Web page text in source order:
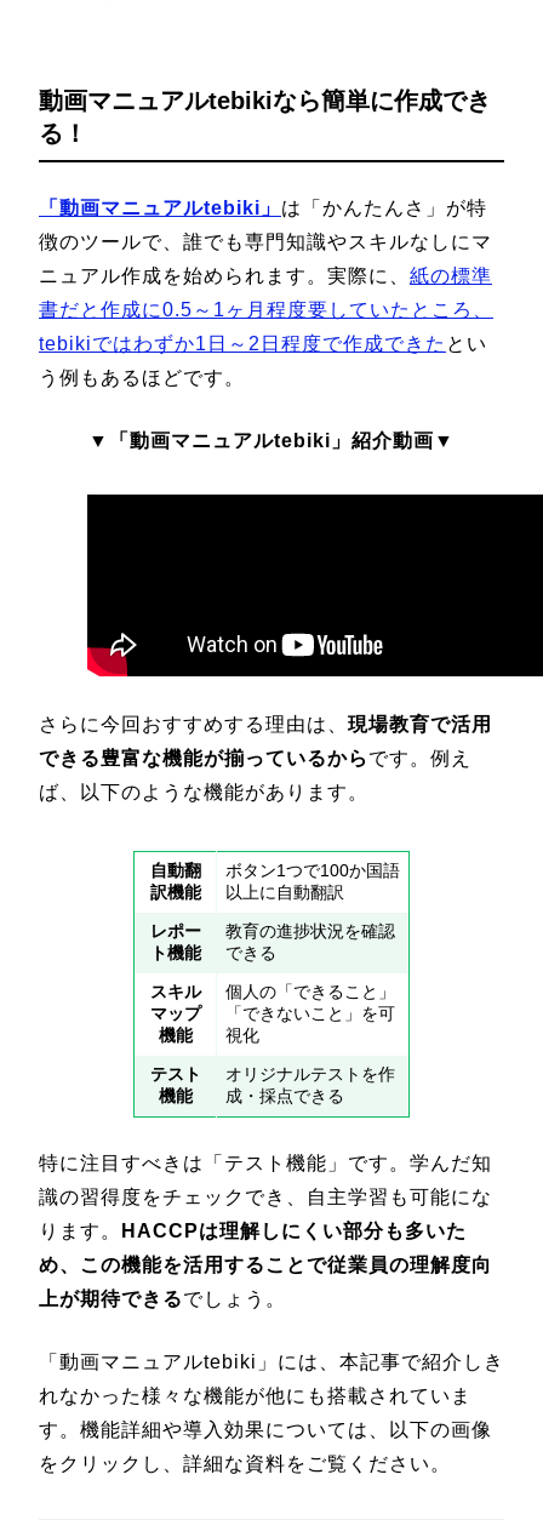
動画マニュアルtebikiなら簡単に作成でき
る！
「動画マニュアルtebiki」 は「かんたんさ」が特
徴のツールで、誰でも専門知識やスキルなしにマ
ニュアル作成を始められます。実際に、 紙の標準
書だと作成に0.5～1ヶ月程度要していたところ、
tebikiではわずか1日～2日程度で作成できた とい
う例もあるほどです。
▼「動画マニュアルtebiki」紹介動画▼
さらに今回おすすめする理由は、 現場教育で活用
できる豊富な機能が揃っているから です。例え
ば、以下のような機能があります。
自動翻
訳機能
ボタン1つで100か国語
以上に自動翻訳
レポー
ト機能
教育の進捗状況を確認
できる
スキル
マップ
機能
個人の「できること」
「できないこと」を可
視化
テスト
機能
オリジナルテストを作
成・採点できる
特に注目すべきは「テスト機能」です。学んだ知
識の習得度をチェックでき、自主学習も可能にな
ります。
HACCPは理解しにくい部分も多いた
め、この機能を活用することで従業員の理解度向
上が期待できるでしょう。
「動画マニュアルtebiki」には、本記事で紹介しき
れなかった様々な機能が他にも搭載されていま
す。機能詳細や導入効果については、以下の画像
をクリックし、詳細な資料をご覧ください。